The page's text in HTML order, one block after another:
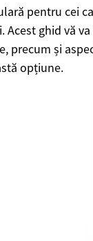
pentru cei
ghid vă
precum și
opțiune.